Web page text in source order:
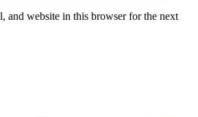
and website in this browser for the next